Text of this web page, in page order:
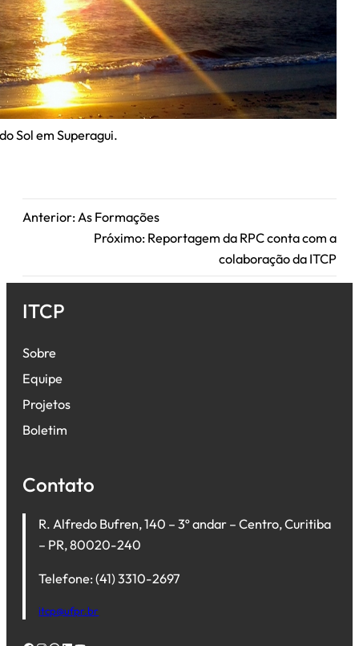
Sol em Superagui.
Anterior: As Formações
Próximo: Reportagem da RPC conta com a
colaboração da ITCP
ITCP
Sobre
Equipe
Projetos
Boletim
Contato
R. Alfredo Bufren, 140 – 3º andar – Centro, Curitiba
– PR, 80020-240
Telefone: (41) 3310-2697
itcp@ufpr.br